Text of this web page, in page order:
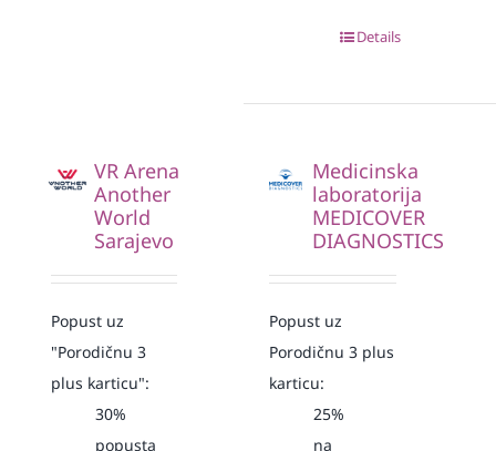
Details
VR Arena
Another
World
Sarajevo
Popust uz
"Porodičnu 3
plus karticu":
30%
popusta
Medicinska
laboratorija
MEDICOVER
DIAGNOSTICS
Popust uz
Porodičnu 3 plus
karticu:
25%
na